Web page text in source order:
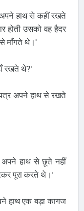
हाथ से कहीं रखते
होती उसको वह हैदर
माँगते थे।'
रखते थे?'
अपने हाथ से रखते
हाथ से छूते नहीं
पूरा करते थे।'
हाथ एक बड़ा कागज